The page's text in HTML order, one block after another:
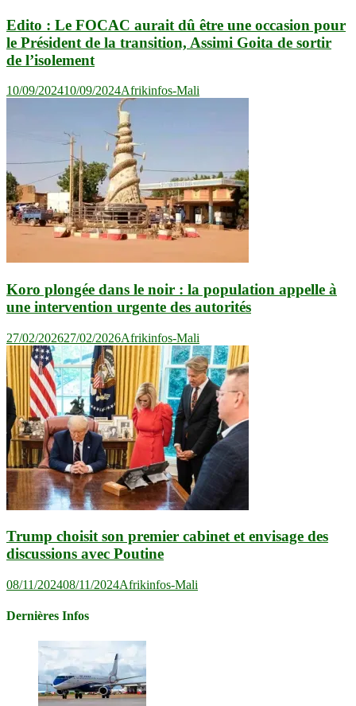
Edito : Le FOCAC aurait dû être une occasion pour
le Président de la transition, Assimi Goita de sortir
de l’isolement
10/09/202410/09/2024Afrikinfos-Mali
Koro plongée dans le noir : la population appelle à
une intervention urgente des autorités
27/02/202627/02/2026Afrikinfos-Mali
Trump choisit son premier cabinet et envisage des
discussions avec Poutine
08/11/202408/11/2024Afrikinfos-Mali
Dernières Infos